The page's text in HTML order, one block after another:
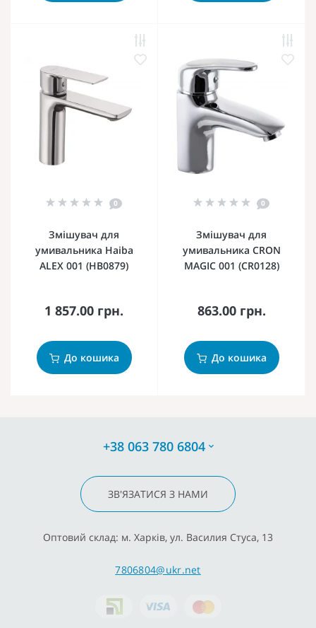
0
Змішувач для
умивальника Haiba
ALEX 001 (HB0879)
1 857.00 грн.
До кошика
0
Змішувач для
умивальника CRON
MAGIC 001 (CR0128)
863.00 грн.
До кошика
+38 063 780 6804
ЗВ'ЯЗАТИСЯ З НАМИ
Оптовий склад: м. Харків, ул. Василия Стуса, 13
7806804@ukr.net